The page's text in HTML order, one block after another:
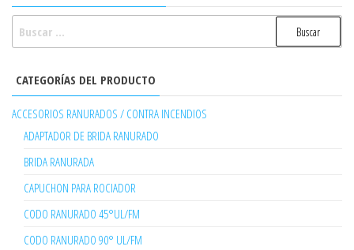
CATEGORÍAS DEL PRODUCTO
ACCESORIOS RANURADOS / CONTRA INCENDIOS
ADAPTADOR DE BRIDA RANURADO
BRIDA RANURADA
CAPUCHON PARA ROCIADOR
CODO RANURADO 45°UL/FM
CODO RANURADO 90° UL/FM